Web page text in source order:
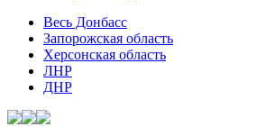
Весь Донбасс
Запорожская область
Херсонская область
ЛНР
ДНР